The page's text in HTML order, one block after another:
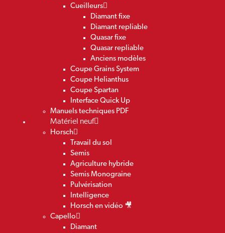
Cueilleurs
Diamant fixe
Diamant repliable
Quasar fixe
Quasar repliable
Anciens modèles
Coupe Grains System
Coupe Helianthus
Coupe Spartan
Interface Quick Up
Manuels techniques PDF
Matériel neuf
Horsch
Travail du sol
Semis
Agriculture hybride
Semis Monograine
Pulvérisation
Intelligence
Horsch en vidéo 🎥
Capello
Diamant